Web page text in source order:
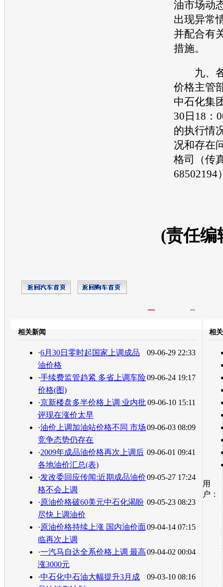
油市场动
出现异常
并配合有
措施。
九、各
价格主管
中石化集
30日18：
的执行情
况和存在
格司（传
68502194
(责任编
转发至：
相关新闻
09-06-29 22:33
·6月30日零时起国家上调成品
油价格
09-06-24 19:17
·手续费监管趋紧 多省上调车险
价格(图)
09-06-10 15:11
·京新楼盘多半价格上调 业内批
评现在涨价太早
09-06-03 08:09
·油价上调加油站价格不同 市场
竞争态势仍存在
09-06-01 09:41
·2009年成品油价格再次上调后
各地油价汇总(表)
09-05-27 17:24
·发改委回应传闻:近期成品油价
格不会上调
09-05-23 08:23
·原油价格破60美元中石化渴盼
尽快上调油价
09-04-14 07:15
·原油价格持续上涨 国内油价面
临再次上调
09-04-02 00:04
·一汽马自达全系价格上调 最高
涨3000元
09-03-10 08:16
·中石化中石油大幅提升3月成
相
用
户：